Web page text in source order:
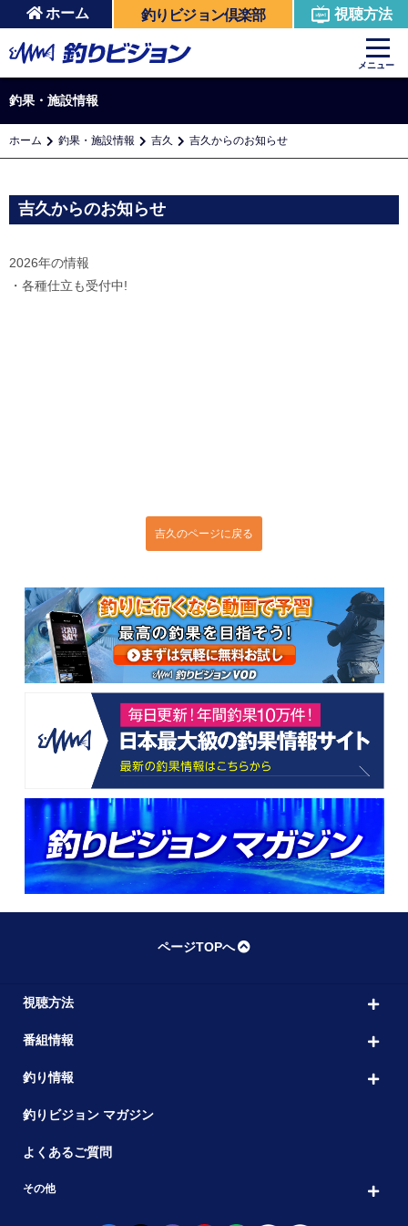
ホーム 釣りビジョン倶楽部 視聴方法
メニュー
釣果・施設情報
ホーム 釣果・施設情報 吉久 吉久からのお知らせ
吉久からのお知らせ
2026年の情報
・各種仕立も受付中!
吉久のページに戻る
ページTOPへ
視聴方法
番組情報
釣り情報
釣りビジョン マガジン
よくあるご質問
その他